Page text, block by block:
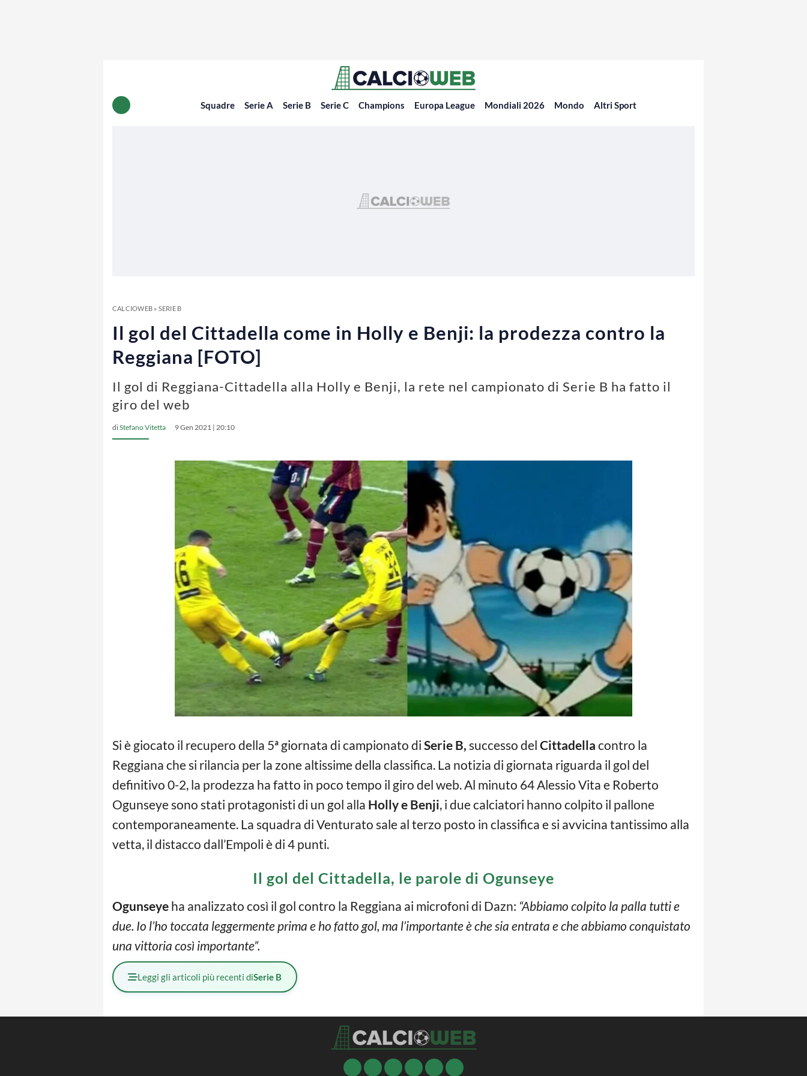
Squadre Serie A Serie B Serie C Champions Europa League Mondiali 2026 Mondo Altri Sport
CALCIOWEB» SERIE B
Il gol del Cittadella come in Holly e Benji: la prodezza contro la
Reggiana [FOTO]
Il gol di Reggiana-Cittadella alla Holly e Benji, la rete nel campionato di Serie B ha fatto il
giro del web
diStefano Vitetta 9 Gen 2021 | 20:10
Si è giocato il recupero della 5ª giornata di campionato di Serie B, successo del Cittadella contro la
Reggiana che si rilancia per la zone altissime della classifica. La notizia di giornata riguarda il gol del
definitivo 0-2, la prodezza ha fatto in poco tempo il giro del web. Al minuto 64 Alessio Vita e Roberto
Ogunseye sono stati protagonisti di un gol alla Holly e Benji, i due calciatori hanno colpito il pallone
contemporaneamente. La squadra di Venturato sale al terzo posto in classifica e si avvicina tantissimo alla
vetta, il distacco dall’Empoli è di 4 punti.
Il gol del Cittadella, le parole di Ogunseye
Ogunseye ha analizzato così il gol contro la Reggiana ai microfoni di Dazn: “Abbiamo colpito la palla tutti e
due. Io l’ho toccata leggermente prima e ho fatto gol, ma l’importante è che sia entrata e che abbiamo conquistato
una vittoria così importante”.
Leggi gli articoli più recenti diSerie B